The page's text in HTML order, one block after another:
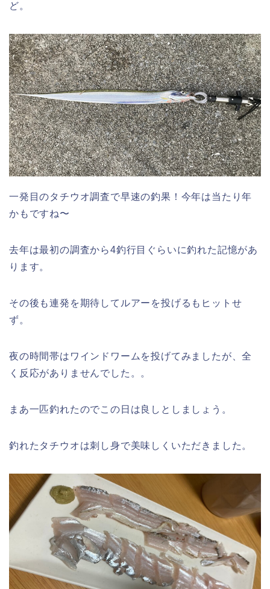
ど。
一発目のタチウオ調査で早速の釣果！今年は当たり年
かもですね〜
去年は最初の調査から4釣行目ぐらいに釣れた記憶があ
ります。
その後も連発を期待してルアーを投げるもヒットせ
ず。
夜の時間帯はワインドワームを投げてみましたが、全
く反応がありませんでした。。
まあ一匹釣れたのでこの日は良しとしましょう。
釣れたタチウオは刺し身で美味しくいただきました。